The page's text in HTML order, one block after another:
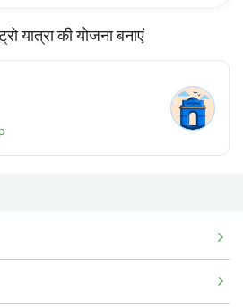
की योजना बनाएं